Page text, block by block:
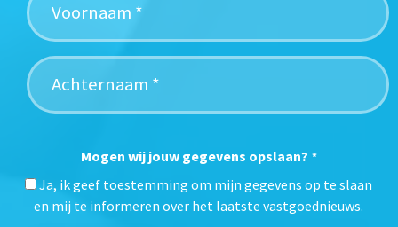
Mogen wij jouw gegevens opslaan? *
Ja, ik geef toestemming om mijn gegevens op te slaan
en mij te informeren over het laatste vastgoednieuws.